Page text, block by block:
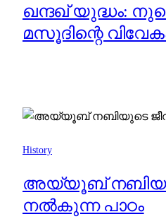
ഖന്ദഖ് യുദ്ധം:
മസൂദിന്റെ
History
അയ്യൂബ്
നൽകുന്ന പാഠം